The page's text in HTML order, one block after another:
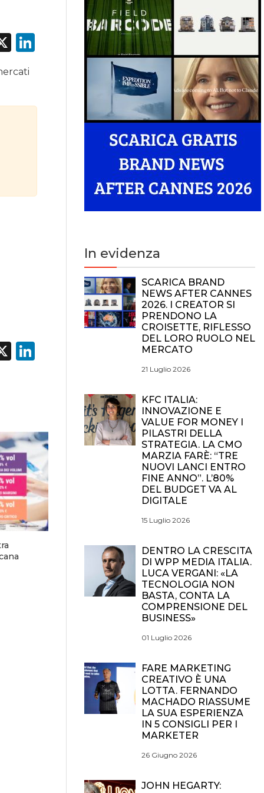
X LinkedIn
X LinkedIn
In evidenza
SCARICA BRAND
NEWS AFTER CANNES
2026. I CREATOR SI
PRENDONO LA
CROISETTE, RIFLESSO
DEL LORO RUOLO NEL
MERCATO
21 Luglio 2026
KFC ITALIA:
INNOVAZIONE E
VALUE FOR MONEY I
PILASTRI DELLA
STRATEGIA. LA CMO
MARZIA FARÈ: “TRE
NUOVI LANCI ENTRO
FINE ANNO”. L’80%
DEL BUDGET VA AL
DIGITALE
15 Luglio 2026
DENTRO LA CRESCITA
DI WPP MEDIA ITALIA.
LUCA VERGANI: «LA
TECNOLOGIA NON
BASTA, CONTA LA
COMPRENSIONE DEL
BUSINESS»
01 Luglio 2026
FARE MARKETING
CREATIVO È UNA
LOTTA. FERNANDO
MACHADO RIASSUME
LA SUA ESPERIENZA
IN 5 CONSIGLI PER I
MARKETER
26 Giugno 2026
JOHN HEGARTY: